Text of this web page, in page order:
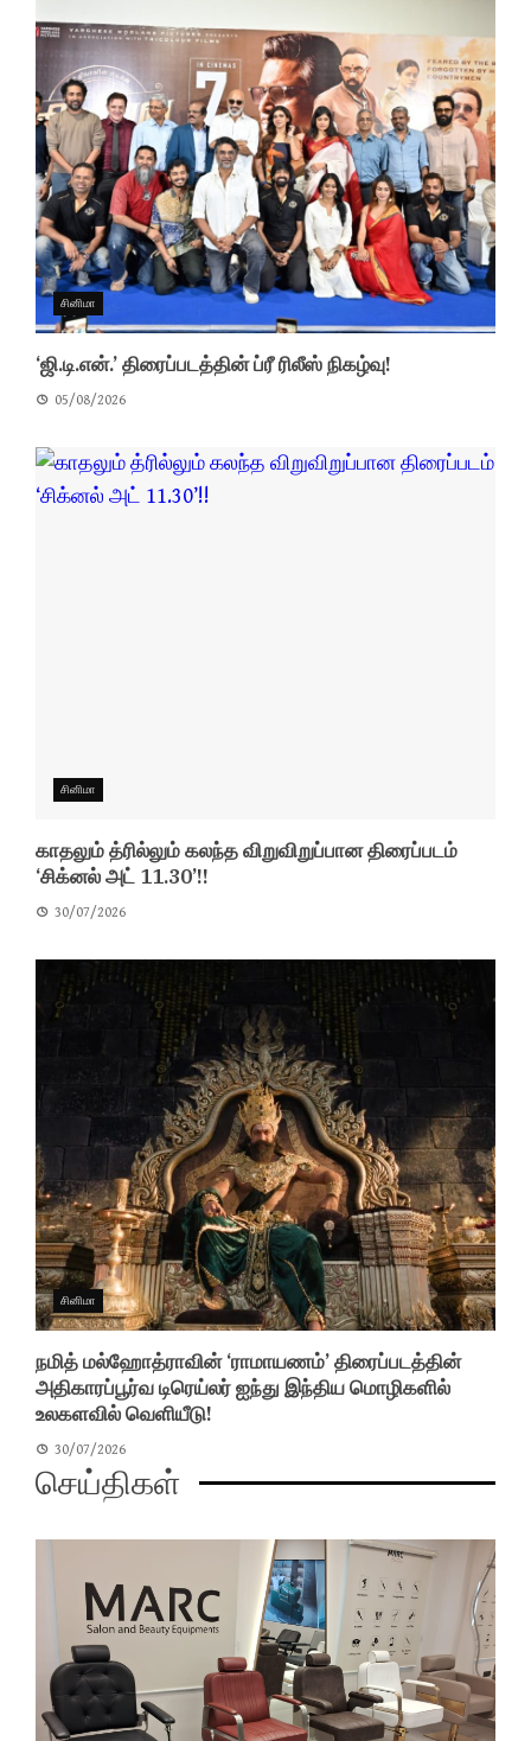
சினிமா
‘ஜி.டி.என்.’ திரைப்படத்தின் ப்ரீ ரிலீஸ் நிகழ்வு!
05/08/2026
சினிமா
காதலும் த்ரில்லும் கலந்த விறுவிறுப்பான திரைப்படம்
‘சிக்னல் அட் 11.30’!!
30/07/2026
சினிமா
நமித் மல்ஹோத்ராவின் ‘ராமாயணம்’ திரைப்படத்தின்
அதிகாரப்பூர்வ டிரெய்லர் ஐந்து இந்திய மொழிகளில்
உலகளவில் வெளியீடு!
30/07/2026
செய்திகள்